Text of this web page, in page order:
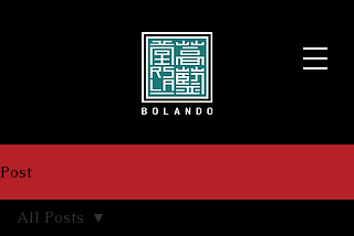
Post
All Posts